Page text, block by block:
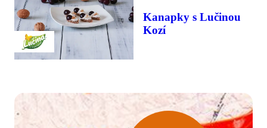
Kanapky s Lučinou
Kozí